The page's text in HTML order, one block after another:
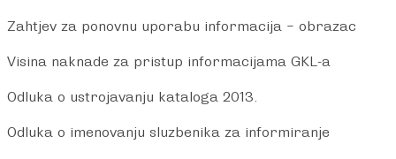
Zahtjev za ponovnu uporabu informacija – obrazac
Visina naknade za pristup informacijama GKL-a
Odluka o ustrojavanju kataloga 2013.
Odluka o imenovanju sluzbenika za informiranje